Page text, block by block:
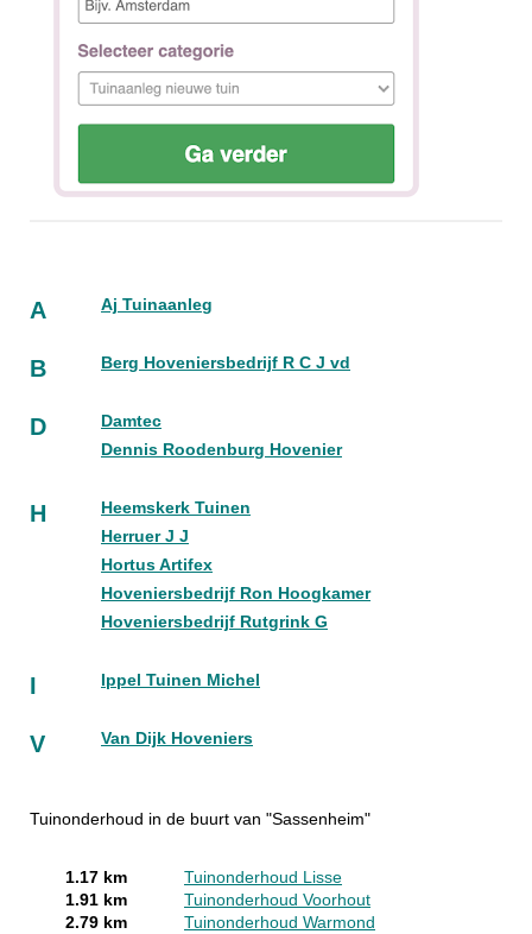
A Aj Tuinaanleg
B Berg Hoveniersbedrijf R C J vd
D
Damtec
Dennis Roodenburg Hovenier
H
Heemskerk Tuinen
Herruer J J
Hortus Artifex
Hoveniersbedrijf Ron Hoogkamer
Hoveniersbedrijf Rutgrink G
I Ippel Tuinen Michel
V Van Dijk Hoveniers
Tuinonderhoud in de buurt van "Sassenheim"
1.17 km
Tuinonderhoud Lisse
1.91 km
Tuinonderhoud Voorhout
2.79 km
Tuinonderhoud Warmond